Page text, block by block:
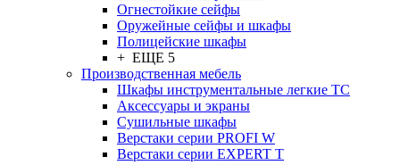
Огнестойкие сейфы
Оружейные сейфы и шкафы
Полицейские шкафы
+ ЕЩЕ 5
Производственная мебель
Шкафы инструментальные легкие ТС
Аксессуары и экраны
Cушильные шкафы
Верстаки серии PROFI W
Верстаки серии EXPERT T